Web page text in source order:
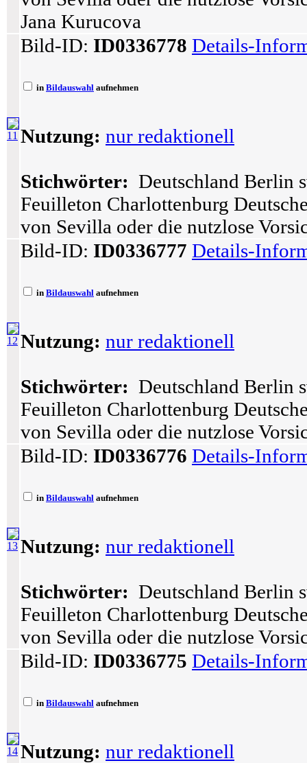
Jana Kurucova
11
Bild-ID: ID0336778 Details-
in Bildauswahl aufnehmen
Nutzung: nur redaktionell
Stichwörter: Deutschland Berlin
Feuilleton Charlottenburg
von Sevilla oder die nutzlose
12
Bild-ID: ID0336777 Details-
in Bildauswahl aufnehmen
Nutzung: nur redaktionell
Stichwörter: Deutschland Berlin
Feuilleton Charlottenburg
von Sevilla oder die nutzlose
13
Bild-ID: ID0336776 Details-
in Bildauswahl aufnehmen
Nutzung: nur redaktionell
Stichwörter: Deutschland Berlin
Feuilleton Charlottenburg
von Sevilla oder die nutzlose
14
Bild-ID: ID0336775 Details-
in Bildauswahl aufnehmen
Nutzung: nur redaktionell